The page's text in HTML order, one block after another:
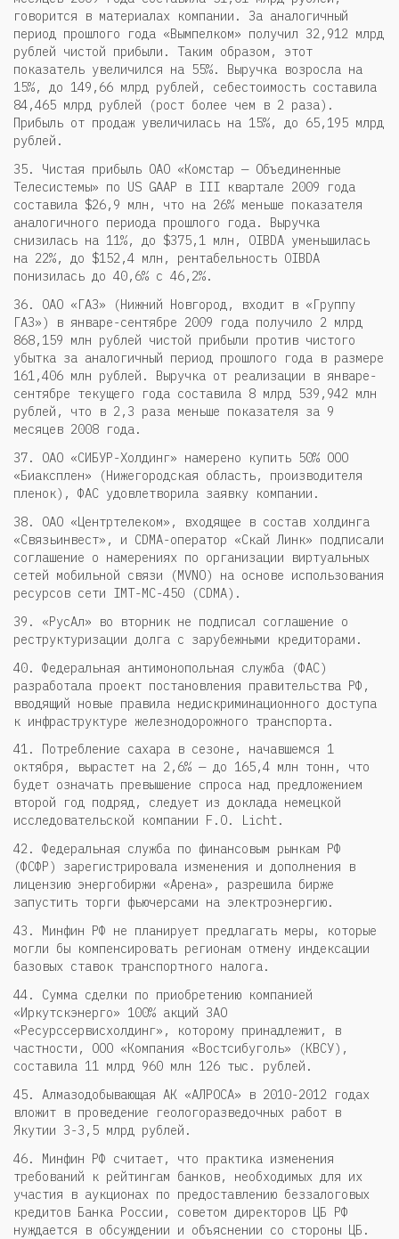
говорится в материалах компании. За аналогичный
период прошлого года «Вымпелком» получил 32,912 млрд
рублей чистой прибыли. Таким образом, этот
показатель увеличился на 55%. Выручка возросла на
15%, до 149,66 млрд рублей, себестоимость составила
84,465 млрд рублей (рост более чем в 2 раза).
Прибыль от продаж увеличилась на 15%, до 65,195 млрд
рублей.
35. Чистая прибыль ОАО «Комстар — Объединенные
Телесистемы» по US GAAP в III квартале 2009 года
составила $26,9 млн, что на 26% меньше показателя
аналогичного периода прошлого года. Выручка
снизилась на 11%, до $375,1 млн, OIBDA уменьшилась
на 22%, до $152,4 млн, рентабельность OIBDA
понизилась до 40,6% с 46,2%.
36. ОАО «ГАЗ» (Нижний Новгород, входит в «Группу
ГАЗ») в январе-сентябре 2009 года получило 2 млрд
868,159 млн рублей чистой прибыли против чистого
убытка за аналогичный период прошлого года в размере
161,406 млн рублей. Выручка от реализации в январе-
сентябре текущего года составила 8 млрд 539,942 млн
рублей, что в 2,3 раза меньше показателя за 9
месяцев 2008 года.
37. ОАО «СИБУР-Холдинг» намерено купить 50% ООО
«Биаксплен» (Нижегородская область, производителя
пленок), ФАС удовлетворила заявку компании.
38. ОАО «Центртелеком», входящее в состав холдинга
«Связьинвест», и CDMA-оператор «Скай Линк» подписали
соглашение о намерениях по организации виртуальных
сетей мобильной связи (MVNO) на основе использования
ресурсов сети IMT-MC-450 (CDMA).
39. «РусАл» во вторник не подписал соглашение о
реструктуризации долга с зарубежными кредиторами.
40. Федеральная антимонопольная служба (ФАС)
разработала проект постановления правительства РФ,
вводящий новые правила недискриминационного доступа
к инфраструктуре железнодорожного транспорта.
41. Потребление сахара в сезоне, начавшемся 1
октября, вырастет на 2,6% — до 165,4 млн тонн, что
будет означать превышение спроса над предложением
второй год подряд, следует из доклада немецкой
исследовательской компании F.O. Licht.
42. Федеральная служба по финансовым рынкам РФ
(ФСФР) зарегистрировала изменения и дополнения в
лицензию энергобиржи «Арена», разрешила бирже
запустить торги фьючерсами на электроэнергию.
43. Минфин РФ не планирует предлагать меры, которые
могли бы компенсировать регионам отмену индексации
базовых ставок транспортного налога.
44. Сумма сделки по приобретению компанией
«Иркутскэнерго» 100% акций ЗАО
«Ресурссервисхолдинг», которому принадлежит, в
частности, ООО «Компания «Востсибуголь» (КВСУ),
составила 11 млрд 960 млн 126 тыс. рублей.
45. Алмазодобывающая АК «АЛРОСА» в 2010-2012 годах
вложит в проведение геологоразведочных работ в
Якутии 3-3,5 млрд рублей.
46. Минфин РФ считает, что практика изменения
требований к рейтингам банков, необходимых для их
участия в аукционах по предоставлению беззалоговых
кредитов Банка России, советом директоров ЦБ РФ
нуждается в обсуждении и объяснении со стороны ЦБ.